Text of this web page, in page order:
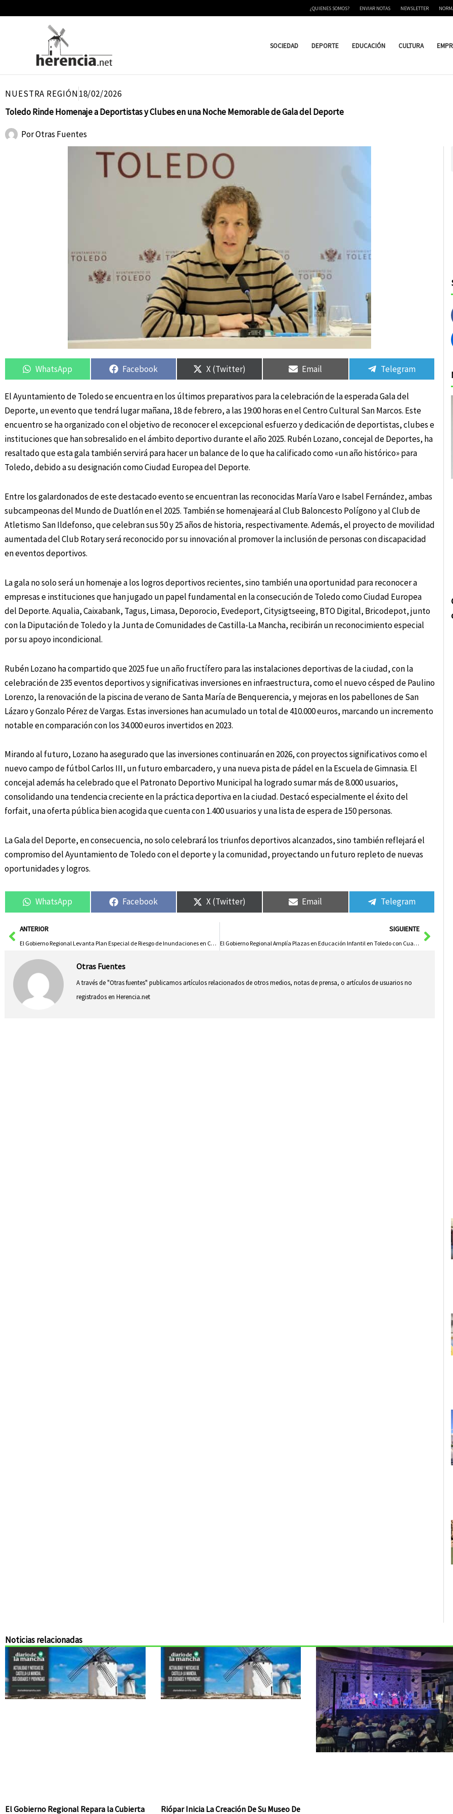
¿QUIENES SOMOS? ENVIAR NOTAS NEWSLETTER
SOCIEDAD DEPORTE EDUCACIÓN CULTURA
NUESTRA REGIÓN18/02/2026
Toledo Rinde Homenaje a Deportistas y Clubes en una Noche Memorable de Gala del Deporte
PorOtras Fuentes
Compartir
en
WhatsApp
Compartir
en
Facebook
Compartir
en
X (Twitter)
Compartir
en
Email
en
Telegram
El Ayuntamiento de Toledo se encuentra en los últimos preparativos para la celebración de la esperada Gala del
Deporte, un evento que tendrá lugar mañana, 18 de febrero, a las 19:00 horas en el Centro Cultural San Marcos. Este
encuentro se ha organizado con el objetivo de reconocer el excepcional esfuerzo y dedicación de deportistas, clubes e
instituciones que han sobresalido en el ámbito deportivo durante el año 2025. Rubén Lozano, concejal de Deportes, ha
resaltado que esta gala también servirá para hacer un balance de lo que ha calificado como «un año histórico» para
Toledo, debido a su designación como Ciudad Europea del Deporte.
Entre los galardonados de este destacado evento se encuentran las reconocidas María Varo e Isabel Fernández, ambas
subcampeonas del Mundo de Duatlón en el 2025. También se homenajeará al Club Baloncesto Polígono y al Club de
Atletismo San Ildefonso, que celebran sus 50 y 25 años de historia, respectivamente. Además, el proyecto de movilidad
aumentada del Club Rotary será reconocido por su innovación al promover la inclusión de personas con discapacidad
en eventos deportivos.
La gala no solo será un homenaje a los logros deportivos recientes, sino también una oportunidad para reconocer a
empresas e instituciones que han jugado un papel fundamental en la consecución de Toledo como Ciudad Europea
del Deporte. Aqualia, Caixabank, Tagus, Limasa, Deporocio, Evedeport, Citysigtseeing, BTO Digital, Bricodepot, junto
con la Diputación de Toledo y la Junta de Comunidades de Castilla-La Mancha, recibirán un reconocimiento especial
por su apoyo incondicional.
Rubén Lozano ha compartido que 2025 fue un año fructífero para las instalaciones deportivas de la ciudad, con la
celebración de 235 eventos deportivos y significativas inversiones en infraestructura, como el nuevo césped de Paulino
Lorenzo, la renovación de la piscina de verano de Santa María de Benquerencia, y mejoras en los pabellones de San
Lázaro y Gonzalo Pérez de Vargas. Estas inversiones han acumulado un total de 410.000 euros, marcando un incremento
notable en comparación con los 34.000 euros invertidos en 2023.
Mirando al futuro, Lozano ha asegurado que las inversiones continuarán en 2026, con proyectos significativos como el
nuevo campo de fútbol Carlos III, un futuro embarcadero, y una nueva pista de pádel en la Escuela de Gimnasia. El
concejal además ha celebrado que el Patronato Deportivo Municipal ha logrado sumar más de 8.000 usuarios,
consolidando una tendencia creciente en la práctica deportiva en la ciudad. Destacó especialmente el éxito del
forfait, una oferta pública bien acogida que cuenta con 1.400 usuarios y una lista de espera de 150 personas.
La Gala del Deporte, en consecuencia, no solo celebrará los triunfos deportivos alcanzados, sino también reflejará el
compromiso del Ayuntamiento de Toledo con el deporte y la comunidad, proyectando un futuro repleto de nuevas
oportunidades y logros.
Compartir
en
WhatsApp
Compartir
en
Facebook
Compartir
en
X (Twitter)
Compartir
en
Email
en
Telegram
AntANTERIOR
El Gobierno Regional Levanta Plan Especial de Riesgo de Inundaciones en Castilla-La Mancha
SIGUIENTE
El Gobierno Regional Amplía Plazas en Educación Infantil en Toledo con Cuatro Nuevas Escuelas
Otras Fuentes
A través de "Otras fuentes" publicamos artículos relacionados de otros medios, notas de prensa, o artículos de usuarios no
registrados en Herencia.net
Noticias relacionadas
El Gobierno Regional Repara la Cubierta Riópar Inicia La Creación De Su Museo De